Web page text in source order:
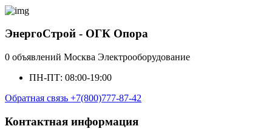
ЭнергоСтрой - ОГК Опора
0 объявлений Москва Электрооборудование
ПН-ПТ: 08:00-19:00
Обратная связь +7(800)777-87-42
Контактная информация